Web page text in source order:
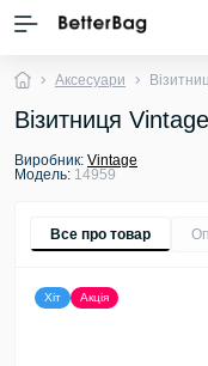
Аксесуари
Візитниця
Виробник: Vintage
Модель: 14959
Все про товар
Хіт Акція